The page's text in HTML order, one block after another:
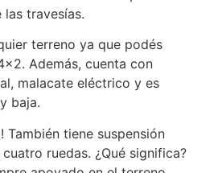
travesías.
terreno ya que podés
Además, cuenta con
malacate eléctrico y es
baja.
También tiene suspensión
ruedas. ¿Qué significa?